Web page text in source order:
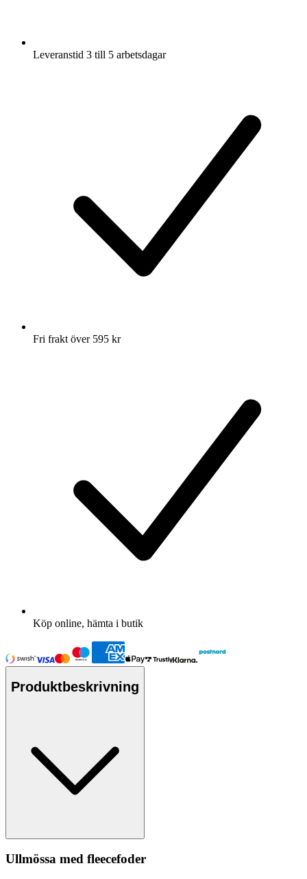
Leveranstid 3 till 5 arbetsdagar
Fri frakt över 595 kr
Köp online, hämta i butik
Produktbeskrivning
Ullmössa med fleecefoder